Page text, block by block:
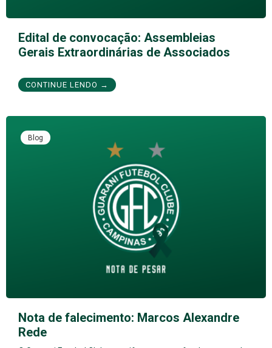
Edital de convocação: Assembleias
Gerais Extraordinárias de Associados
CONTINUE LENDO →
Blog
Nota de falecimento: Marcos Alexandre
Rede